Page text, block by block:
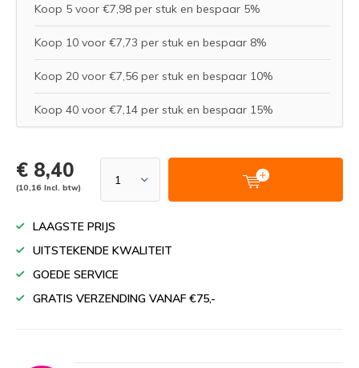
Koop 5 voor €7,98 per stuk en bespaar 5%
Koop 10 voor €7,73 per stuk en bespaar 8%
Koop 20 voor €7,56 per stuk en bespaar 10%
Koop 40 voor €7,14 per stuk en bespaar 15%
€ 8,40
(10,16 Incl. btw)
LAAGSTE PRIJS
UITSTEKENDE KWALITEIT
GOEDE SERVICE
GRATIS VERZENDING VANAF €75,-